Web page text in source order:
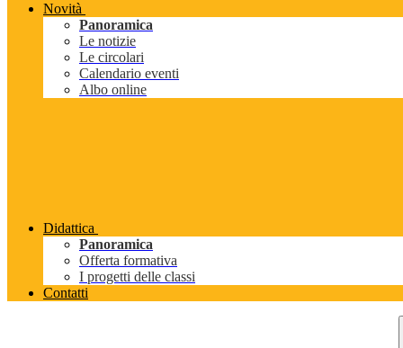
Novità
Panoramica
Le notizie
Le circolari
Calendario eventi
Albo online
Didattica
Panoramica
Offerta formativa
I progetti delle classi
Contatti